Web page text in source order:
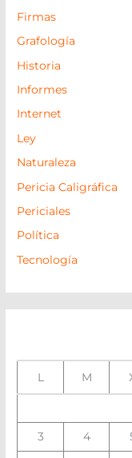
Firmas
Grafología
Historia
Informes
Internet
Ley
Naturaleza
Pericia Caligráfica
Periciales
Política
Tecnología
L M
3 4